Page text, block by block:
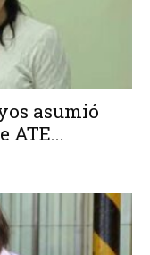
asumió
ATE...